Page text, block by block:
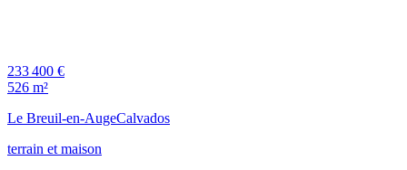
233 400 €
526 m²
Le Breuil-en-AugeCalvados
terrain et maison